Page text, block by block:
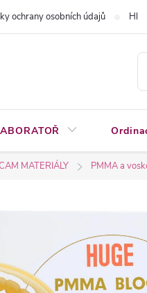
ochrany osobních údajů
MATERIÁLY PMMA a